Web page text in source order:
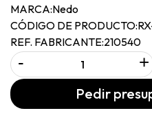
MARCA:Nedo
CÓDIGO DE PRODUCTO:
REF. FABRICANTE:210540
- +
Pedir